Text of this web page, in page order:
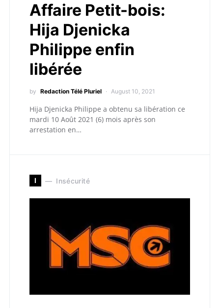
Affaire Petit-bois:
Hija Djenicka
Philippe enfin
libérée
by Redaction Télé Pluriel August 10, 2021
Hija Djenicka Philippe a obtenu sa libération ce
mardi 10 Août 2021 (6) mois après son
arrestation en…
I Insécurité